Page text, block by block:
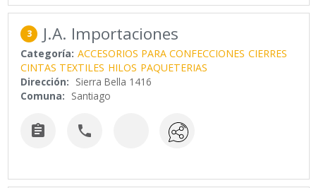
3 J.A. Importaciones
Categoría: ACCESORIOS PARA CONFECCIONES CIERRES
CINTAS TEXTILES HILOS PAQUETERIAS
Dirección: Sierra Bella 1416
Comuna: Santiago
 